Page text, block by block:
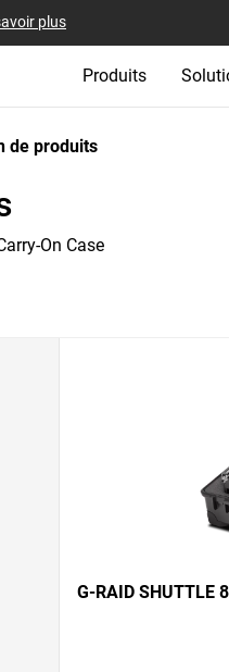
plus
Produits
de produits
On Case
G-RAID SHUTTLE